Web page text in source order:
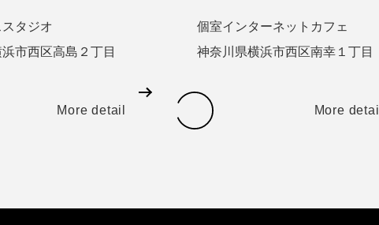
タジオ
市西区高島２丁目
More detail
個室インターネットカフェ
神奈川県横浜市西区南幸１丁目
More detail